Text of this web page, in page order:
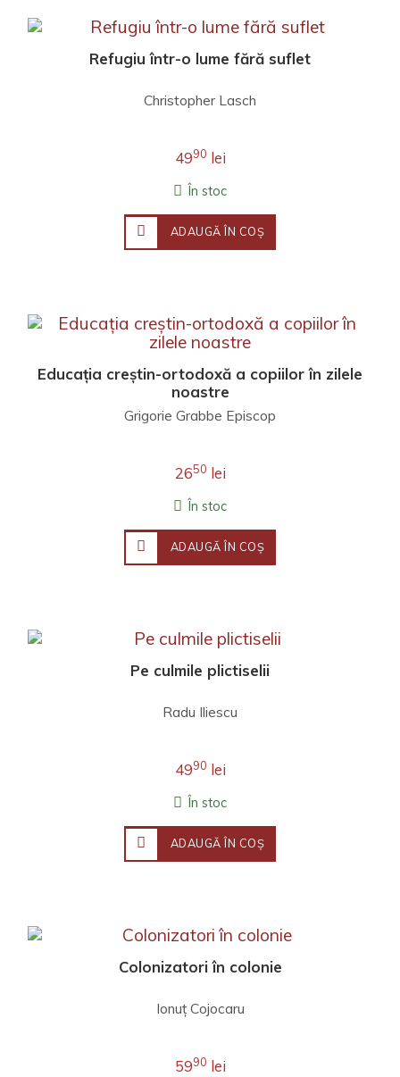
Refugiu într-o lume fără suflet
Christopher Lasch
4990 lei
În stoc
ADAUGĂ ÎN COŞ
Educația creștin-ortodoxă a copiilor în zilele
noastre
Grigorie Grabbe Episcop
2650 lei
În stoc
ADAUGĂ ÎN COŞ
Pe culmile plictiselii
Radu Iliescu
4990 lei
În stoc
ADAUGĂ ÎN COŞ
Colonizatori în colonie
Ionuţ Cojocaru
5990 lei